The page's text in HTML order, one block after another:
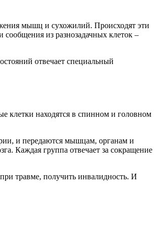
мышц и сухожилий. Происходят эти
из разнозадачных клеток –
отвечает специальный
клетки находятся в спинном и головном
и передаются мышцам, органам и
Каждая группа отвечает за сокращение
травме, получить инвалидность. И